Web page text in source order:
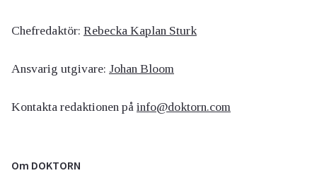
Chefredaktör: Rebecka Kaplan Sturk
Ansvarig utgivare: Johan Bloom
Kontakta redaktionen på info@doktorn.com
Om DOKTORN